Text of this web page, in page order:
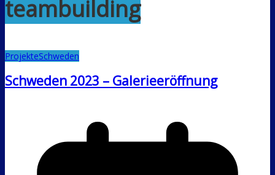
teambuilding
ProjekteSchweden
Schweden 2023 – Galerieeröffnung